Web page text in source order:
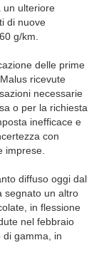
un ulteriore
di nuove
g/km.
delle prime
ricevute
necessarie
o per la richiesta
inefficace e
con
imprese.
diffuso oggi dal
segnato un altro
in flessione
nel febbraio
di gamma, in